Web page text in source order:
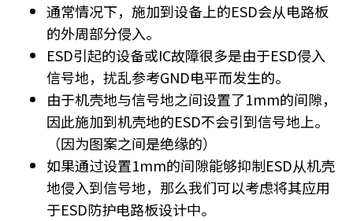
通常情况下，施加到设备上的ESD会从电路板
的外周部分侵入。
ESD引起的设备或IC故障很多是由于ESD侵入
信号地，扰乱参考GND电平而发生的。
由于机壳地与信号地之间设置了1mm的间隙，
因此施加到机壳地的ESD不会引到信号地上。
（因为图案之间是绝缘的）
如果通过设置1mm的间隙能够抑制ESD从机壳
地侵入到信号地，那么我们可以考虑将其应用
于ESD防护电路板设计中。